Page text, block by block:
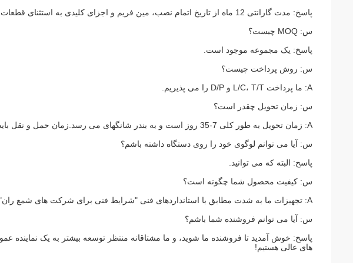
پاسخ: مدت گارانتی 12 ماه از تاریخ اتمام نصب، مین فریم و اجزای کلیدی به استثنای قطعات فرسوده است.
س: MOQ چیست؟
پاسخ: یک مجموعه موجود است.
س: روش پرداخت چیست؟
A: ما پرداخت L/C، T/T و D/P را می پذیریم.
س: زمان تحویل چقدر است؟
A: زمان تحویل به طور کلی 7-35 روز است و به بندر شانگهای می رسد.زمان حمل و نقل باید در خارج از کشور در نظر گرفته شود.
س: آیا می توانم لوگوی خود را روی دستگاه داشته باشم؟
پاسخ: البته که می توانید.
س: کیفیت محصول شما چگونه است؟
A: تجهیزات ما به شدت مطابق با استانداردهای فنی "شرایط فنی برای شرکت های شمع ران" اجرا می شود.
س: آیا می توانم فروشنده شما باشم؟
پاسخ: خوش آمدید تا فروشنده ما شوید، و ما مشتاقانه منتظر توسعه بیشتر به یک نماینده
های عالی هستیم!